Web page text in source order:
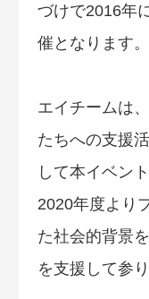
づけで2016年
催となります。
エイチームは
たちへの支援
して本イベン
2020年度より
た社会的背景
を支援して参り